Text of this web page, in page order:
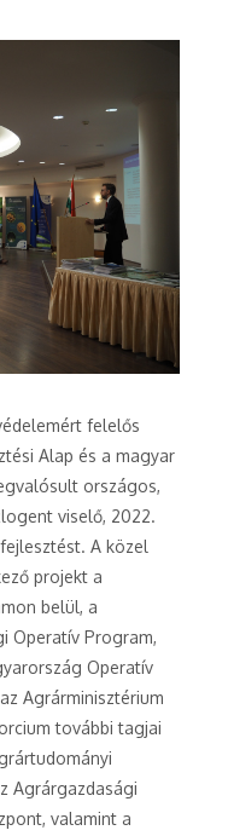
felelős
Alap és a magyar
országos,
viselő, 2022.
A közel
projekt a
belül, a
Operatív Program,
Operatív
Agrárminisztérium
további tagjai
Agrárgazdasági
valamint a